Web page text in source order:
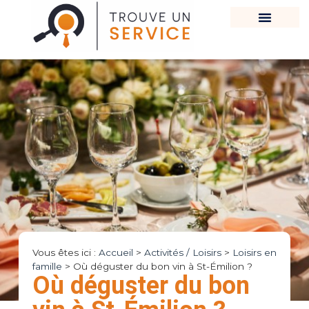
Vous êtes ici : Accueil > Activités / Loisirs> Loisirs en
famille > Où déguster du bon vin à St-Émilion ?
Où déguster du bon